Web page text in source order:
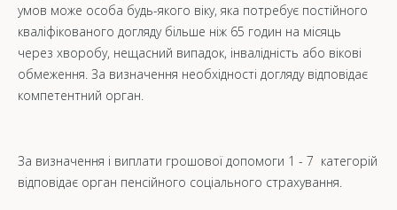
умов може особа будь-якого віку, яка потребує постійного
кваліфікованого догляду більше ніж 65 годин на місяць
через хворобу, нещасний випадок, інвалідність або вікові
обмеження. За визначення необхідності догляду відповідає
компетентний орган.
За визначення і виплати грошової допомоги 1 - 7 категорій
відповідає орган пенсійного соціального страхування.